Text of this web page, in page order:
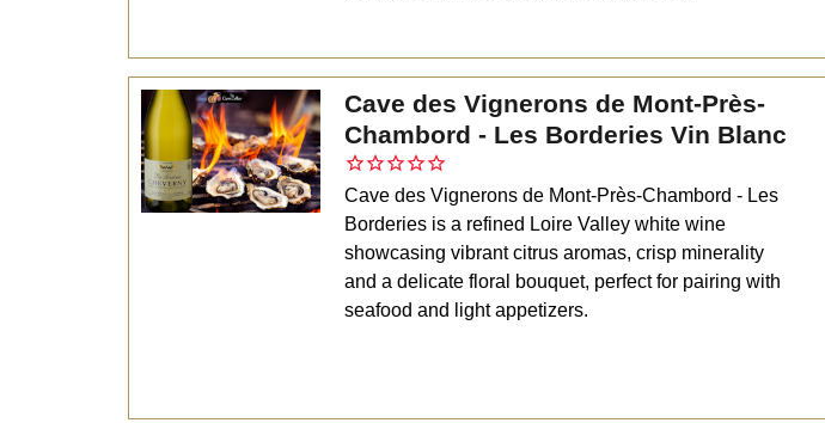
Cave des Vignerons de Mont-Près-
Chambord - Les Borderies Vin Blanc
Cave des Vignerons de Mont-Près-Chambord - Les
Borderies is a refined Loire Valley white wine
showcasing vibrant citrus aromas, crisp minerality
and a delicate floral bouquet, perfect for pairing with
seafood and light appetizers.